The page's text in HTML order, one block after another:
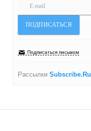
Подписаться письмом
Рассылки Subscribe.Ru